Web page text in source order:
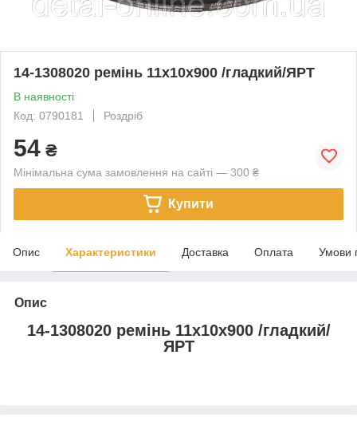
14-1308020 ремінь 11х10х900 /гладкий/ЯРТ
В наявності
Код: 0790181
Роздріб
54 ₴
Мінімальна сума замовлення на сайті — 300 ₴
Купити
Опис Характеристики Доставка Оплата Умови
Опис
14-1308020 ремінь 11х10х900 /гладкий/
ЯРТ